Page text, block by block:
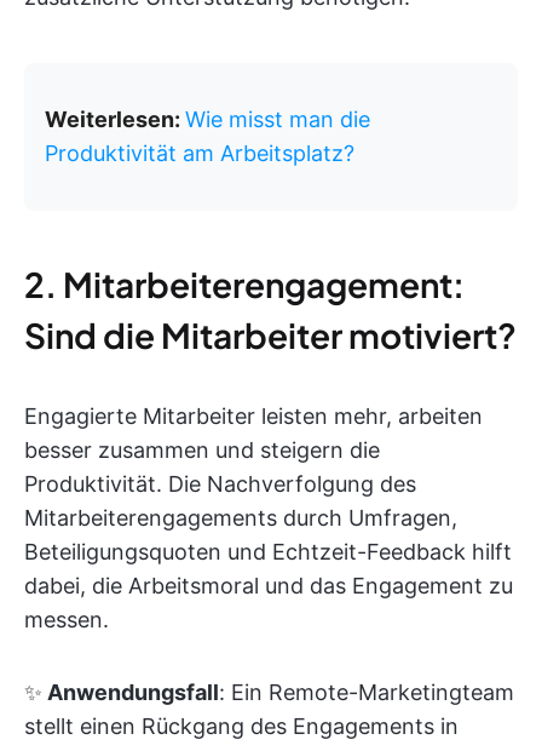
Weiterlesen: Wie misst man die
Produktivität am Arbeitsplatz?
2. Mitarbeiterengagement:
Sind die Mitarbeiter motiviert?
Engagierte Mitarbeiter leisten mehr, arbeiten
besser zusammen und steigern die
Produktivität. Die Nachverfolgung des
Mitarbeiterengagements durch Umfragen,
Beteiligungsquoten und Echtzeit-Feedback hilft
dabei, die Arbeitsmoral und das Engagement zu
messen.
✨ Anwendungsfall: Ein Remote-Marketingteam
stellt einen Rückgang des Engagements in